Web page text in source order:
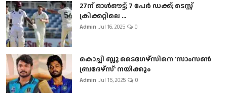
27ന് ഓൾഔട്ട്; 7 പേർ ഡക്ക്; ടെസ്റ്റ്
ക്രിക്കറ്റിലെ ...
Admin Jul 16, 2025 0
കൊച്ചി ബ്ലൂ ടൈഗേഴ്സിനെ 'സാംസൺ
ബ്രദേഴ്സ്' നയിക്കും
Admin Jul 15, 2025 0